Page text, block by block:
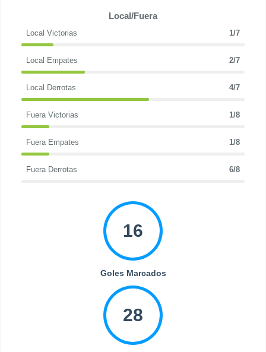
Local/Fuera
Local Victorias 1/7
Local Empates 2/7
Local Derrotas 4/7
Fuera Victorias 1/8
Fuera Empates 1/8
Fuera Derrotas 6/8
16
Goles Marcados
28